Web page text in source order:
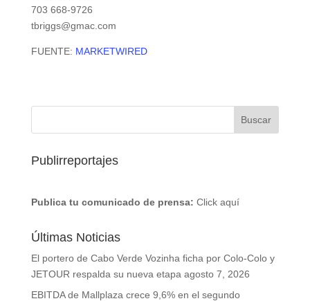
703 668-9726
tbriggs@gmac.com
FUENTE: MARKETWIRED
Publirreportajes
Publica tu comunicado de prensa: Click aquí
Últimas Noticias
El portero de Cabo Verde Vozinha ficha por Colo-Colo y
JETOUR respalda su nueva etapa agosto 7, 2026
EBITDA de Mallplaza crece 9,6% en el segundo